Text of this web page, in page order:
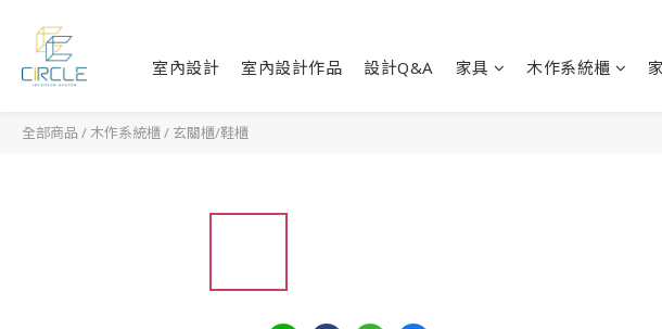
室內設計 室內設計作品 設計Q&A 家具 木作系統櫃
全部商品 /木作系統櫃/ 玄關櫃/鞋櫃